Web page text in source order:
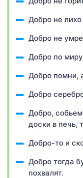
Добро не
Добро не
Добро по
Добро помни,
Добро
Добро,
доски в печь,
Добро-то и
Добро тогда
похвалят.